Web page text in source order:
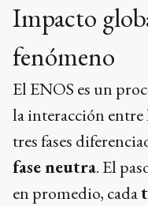
Impacto
fenómeno
El ENOS es un
la interacción entre
tres fases
fase neutra. El
en promedio, cada